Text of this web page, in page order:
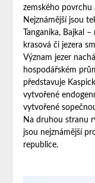
zemského povrchu
Nejznámější jsou
Tanganika, Bajkal
krasová či jezera
Význam jezer
hospodářském
představuje
vytvořené
vytvořené
Na druhou stranu
jsou nejznámější
republice.